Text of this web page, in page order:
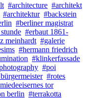
#architecture #architekt
#architektur #backstein
#berliner magistrat
#erbaut 1861-
meinhardt #galerie
#hermann friedrich
#klinkerfassade
#poi
#rotes
tor
berlin #terrakotta